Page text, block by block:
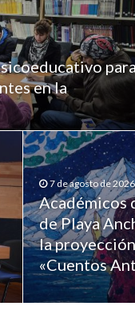
para
en la
7 de agosto de 2026
Académicos
de Playa
la
«Cuentos